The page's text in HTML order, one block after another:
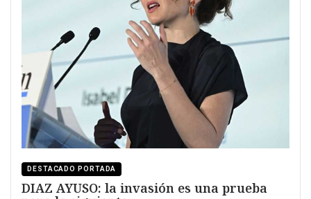
DESTACADO PORTADA
DIAZ AYUSO: la invasión es una prueba